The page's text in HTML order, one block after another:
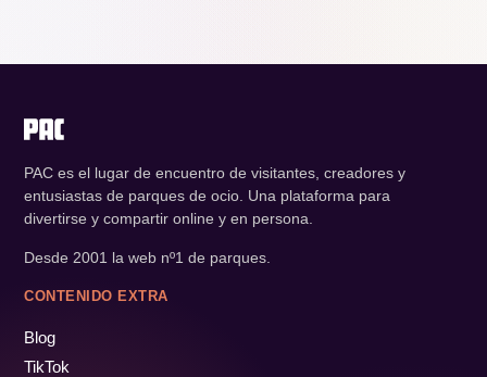
PAC es el lugar de encuentro de visitantes, creadores y
entusiastas de parques de ocio. Una plataforma para
divertirse y compartir online y en persona.
Desde 2001 la web nº1 de parques.
CONTENIDO EXTRA
Blog
TikTok